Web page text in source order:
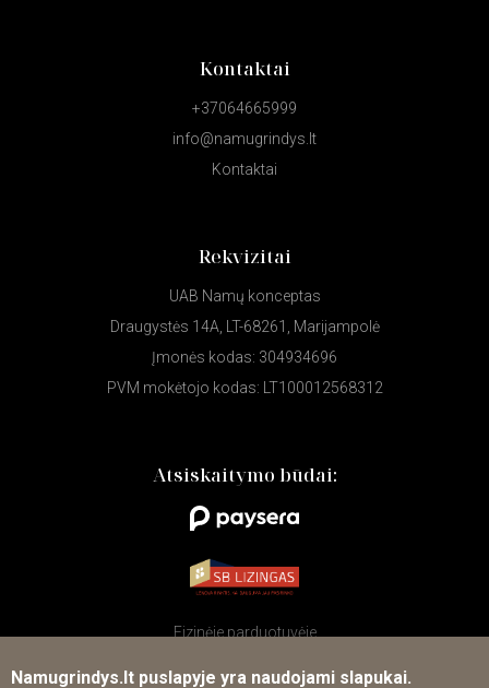
Kontaktai
+37064665999
info@namugrindys.lt
Kontaktai
Rekvizitai
UAB Namų konceptas
Draugystės 14A, LT-68261, Marijampolė
Įmonės kodas: 304934696
PVM mokėtojo kodas: LT100012568312
Atsiskaitymo būdai:
Fizinėje parduotuvėje
Namugrindys.lt puslapyje yra naudojami slapukai.